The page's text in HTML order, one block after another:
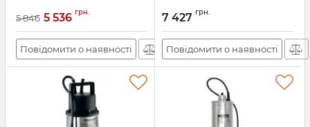
5 846 5 536 грн.
Повідомити о наявності
7 427 грн.
Повідомити о наявності